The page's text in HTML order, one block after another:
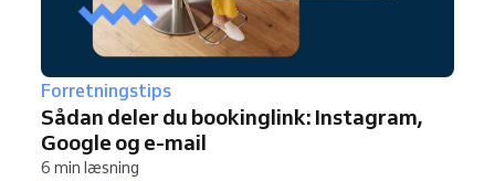
Forretningstips
Sådan deler du bookinglink: Instagram,
Google og e-mail
6 min læsning